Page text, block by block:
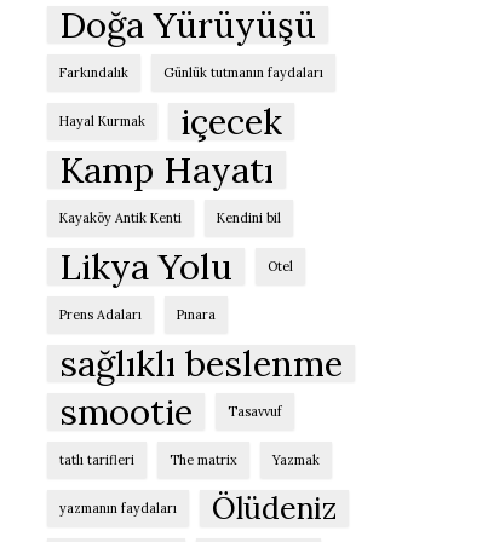
Doğa Yürüyüşü
Farkındalık Günlük tutmanın faydaları
Hayal Kurmak
içecek
Kamp Hayatı
Kayaköy Antik Kenti Kendini bil
Likya Yolu Otel
Prens Adaları Pınara
sağlıklı beslenme
smootie
Tasavvuf
tatlı tarifleri The matrix Yazmak
yazmanın faydaları Ölüdeniz